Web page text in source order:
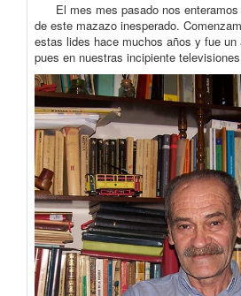
El mes mes pasado nos enteramos
de este mazazo inesperado.
estas lides hace muchos años y fue un
pues en nuestras incipiente